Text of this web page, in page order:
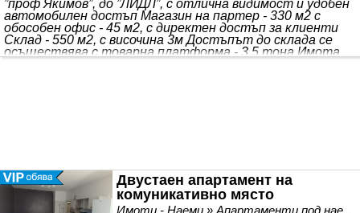
”проф Якимов”, до ”ЛИДЛ”, с отлична видимост и удобен
автомобилен достъп Магазин на партер - 330 м2 с
обособен офис - 45 м2, с директен достъп за клиенти
Склад - 550 м2, с височина 3м Достъпът до склада се
осъществява с товарна платформа - 3,5 тона Имота
Двустаен апартамент на
комуникативно място